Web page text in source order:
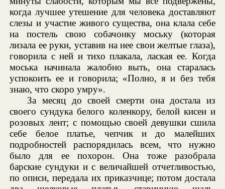
когда лучшее утешение для человека доставляют
слезы и участие живого существа, она клала себе
на постель свою собачонку моську (которая
лизала ее руки, уставив на нее свои желтые глаза),
говорила с ней и тихо плакала, лаская ее. Когда
моська начинала жалобно выть, она старалась
успокоить ее и говорила; «Полно, я и без тебя
знаю, что скоро умру».
За месяц до своей смерти она достала из
своего сундука белого коленкору, белой кисеи и
розовых лент; с помощью своей девушки сшила
себе белое платье, чепчик и до малейших
подробностей распорядилась всем, что нужно
было для ее похорон. Она тоже разобрала
барские сундуки и с величайшей отчетливостью,
по описи, передала их приказчице; потом достала